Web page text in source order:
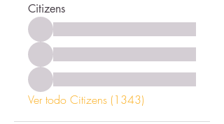
Citizens
Ver todo Citizens (1343)